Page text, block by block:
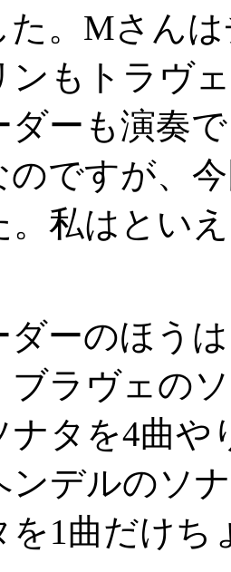
た。Mさん
ンもトラヴ
ダーも演奏
のですが、
。私はとい
ーのほう
ブラヴェの
ナタを4曲や
ンデルのソ
を1曲だけち